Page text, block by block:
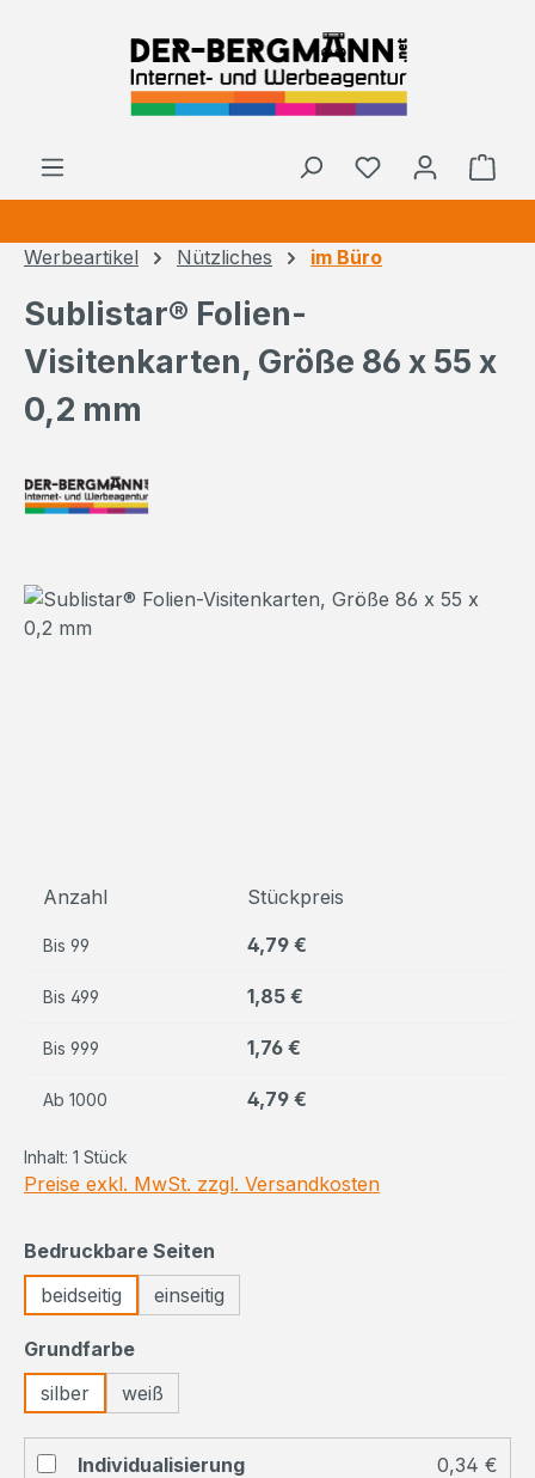
Werbeartikel Nützliches im Büro
Sublistar® Folien-
Visitenkarten, Größe 86 x 55 x
0,2 mm
Bildergalerie überspringen
Anzahl Stückpreis
Bis 99 4,79 €
Bis 499 1,85 €
Bis 999 1,76 €
Ab 1000 4,79 €
Inhalt: 1 Stück
Preise exkl. MwSt. zzgl. Versandkosten
Bedruckbare Seiten
beidseitig
einseitig
Grundfarbeauswählen
silber
weiß
Individualisierung
0,34 €